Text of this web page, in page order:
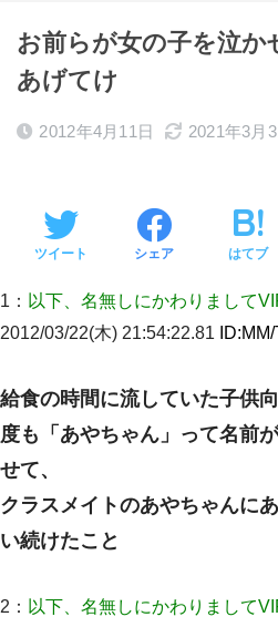
お前らが女の子を泣か
あげてけ
2012年4月11日 2021年3月
ツイート シェア はてブ
1： 以下、名無しにかわりまして
2012/03/22(木) 21:54:22.81 ID:
給食の時間に流していた子供
度も「あやちゃん」って名前
せて、
クラスメイトのあやちゃんに
い続けたこと
2： 以下、名無しにかわりまして